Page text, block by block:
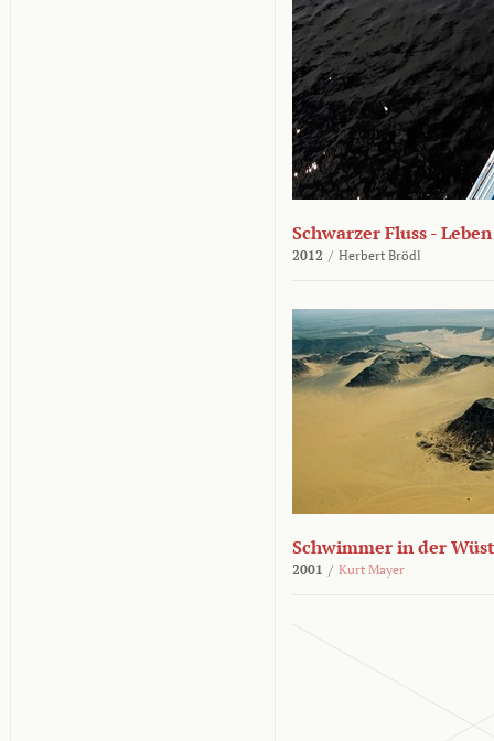
Schwarzer Fluss -
2012 / Herbert Brödl
Schwimmer in der
2001 / Kurt Mayer